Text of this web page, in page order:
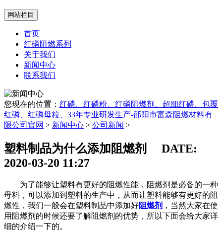
网站栏目
首页
红磷阻燃系列
关于我们
新闻中心
联系我们
您现在的位置： 红磷、红磷粉、红磷阻燃剂、超细红磷、包覆
红磷、红磷母粒、33年专业研发生产-邵阳市富森阻燃材料有
限公司官网 > 新闻中心 > 公司新闻 >
塑料制品为什么添加阻燃剂 DATE:
2020-03-20 11:27
为了能够让塑料有更好的阻燃性能，阻燃剂是必备的一种
母料，可以添加到塑料的生产中，从而让塑料能够有更好的阻
燃性，我们一般会在塑料制品中添加好阻燃剂 ，当然大家在使
用阻燃剂的时候还要了解阻燃剂的优势，所以下面会给大家详
细的介绍一下的。